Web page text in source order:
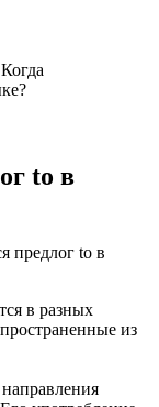
Когда
to в
предлог to в
в разных
из